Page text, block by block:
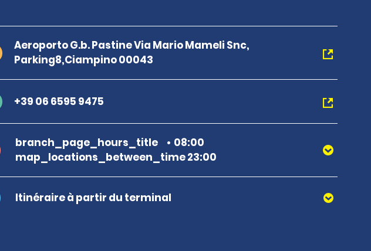
Aeroporto G.b. Pastine Via Mario Mameli Snc,
Parking8,Ciampino 00043
+39 06 6595 9475
branch_page_hours_title
08:00
map_locations_between_time 23:00
Itinéraire à partir du terminal